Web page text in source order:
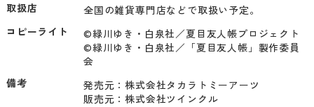
取扱店
全国の雑貨専門店などで取扱い予定。
コピーライト
©緑川ゆき・白泉社／夏目友人帳プロジェクト
©緑川ゆき・白泉社／「夏目友人帳」製作委員
会
備考
発売元：株式会社タカラトミーアーツ
販売元：株式会社ツインクル